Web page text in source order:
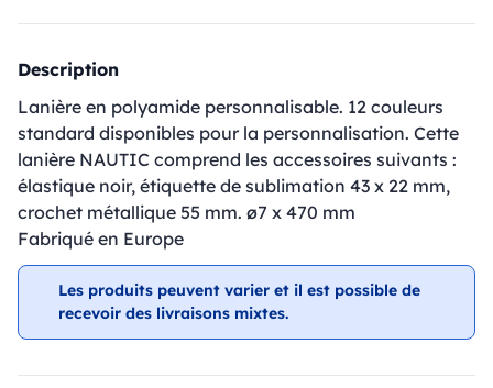
Description
Lanière en polyamide personnalisable. 12 couleurs
standard disponibles pour la personnalisation. Cette
lanière NAUTIC comprend les accessoires suivants :
élastique noir, étiquette de sublimation 43 x 22 mm,
crochet métallique 55 mm. ø7 x 470 mm
Fabriqué en Europe
Les produits peuvent varier et il est possible de
recevoir des livraisons mixtes.